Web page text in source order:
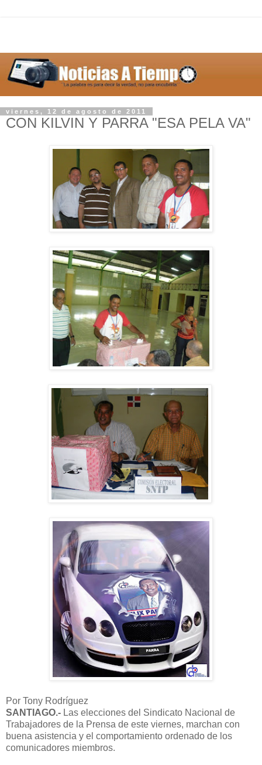
viernes, 12 de agosto de 2011
CON KILVIN Y PARRA "ESA PELA VA"
Por Tony Rodríguez
SANTIAGO.- Las elecciones del Sindicato Nacional de
Trabajadores de la Prensa de este viernes, marchan con
buena asistencia y el comportamiento ordenado de los
comunicadores miembros.